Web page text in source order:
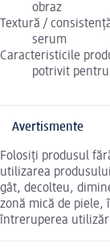
obraz
Textură /
serum
Caracteristicile
potrivit
Avertismente
Folosiți produsul
utilizarea
gât, decolteu,
zonă mică de piele,
întreruperea utilizării